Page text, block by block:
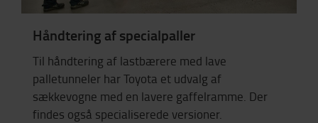
Håndtering af specialpaller
Til håndtering af lastbærere med lave
palletunneler har Toyota et udvalg af
sækkevogne med en lavere gaffelramme. Der
findes også specialiserede versioner.